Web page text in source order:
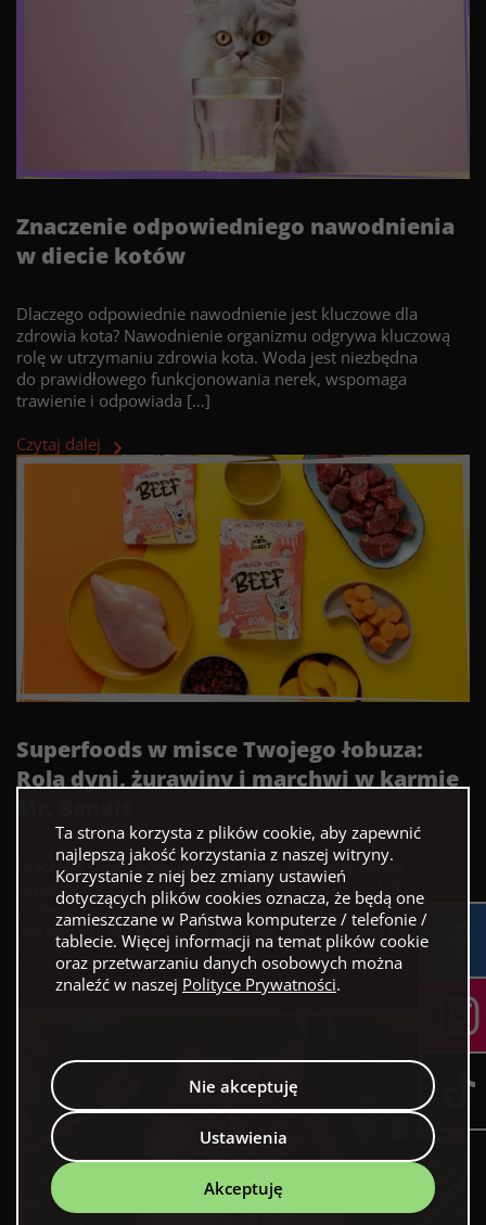
Znaczenie odpowiedniego nawodnienia
w diecie kotów
Dlaczego odpowiednie nawodnienie jest kluczowe dla
zdrowia kota? Nawodnienie organizmu odgrywa kluczową
rolę w utrzymaniu zdrowia kota. Woda jest niezbędna
do prawidłowego funkcjonowania nerek, wspomaga
trawienie i odpowiada […]
Czytaj dalej
Superfoods w misce Twojego łobuza:
Rola dyni, żurawiny i marchwi w karmie
Dlaczego superfoods dla psa? Kiedy słyszymy słowo
superfoods, myślimy najczęściej o zdrowych dodatkach
w diecie człowieka – jagodach, nasionach czy zielonych
warzywach. Ale podobnie jak u nas, także u psów naturalne
Czytaj dalej
Ta strona korzysta z plików cookie, aby zapewnić
najlepszą jakość korzystania z naszej witryny.
Korzystanie z niej bez zmiany ustawień
dotyczących plików cookies oznacza, że będą one
zamieszczane w Państwa komputerze / telefonie /
tablecie. Więcej informacji na temat plików cookie
oraz przetwarzaniu danych osobowych można
znaleźć w naszej Polityce Prywatności.
Akceptuję
Nie akceptuję
Ustawienia